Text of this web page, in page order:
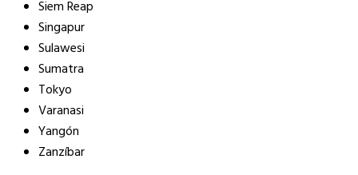
Siem Reap
Singapur
Sulawesi
Sumatra
Tokyo
Varanasi
Yangón
Zanzíbar